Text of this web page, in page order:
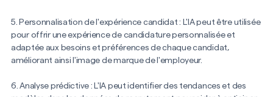
5. Personnalisation de l'expérience candidat : L'IA peut être utilisée
pour offrir une expérience de candidature personnalisée et
adaptée aux besoins et préférences de chaque candidat,
améliorant ainsi l'image de marque de l'employeur.
6. Analyse prédictive : L'IA peut identifier des tendances et des